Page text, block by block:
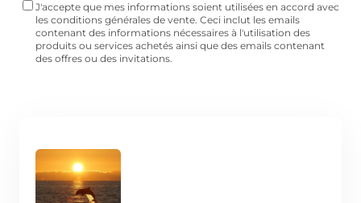
J'accepte que mes informations soient utilisées en accord avec
les conditions générales de vente. Ceci inclut les emails
contenant des informations nécessaires à l'utilisation des
produits ou services achetés ainsi que des emails contenant
des offres ou des invitations.